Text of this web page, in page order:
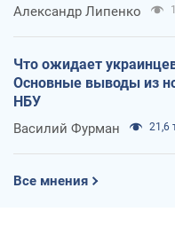
Александр Липенко
Что ожидает
Основные выводы из
НБУ
Василий Фурман 21,6
Все мнения